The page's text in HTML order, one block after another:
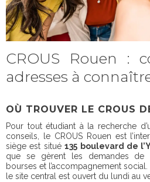
CROUS Rouen :
adresses à
OÙ TROUVER LE CROUS
Pour tout étudiant à la recherche
conseils, le CROUS Rouen est
siège est situé135 boulevard de
que se gèrent les demandes de
bourses et l’accompagnement
le site central est ouvert du lundi au